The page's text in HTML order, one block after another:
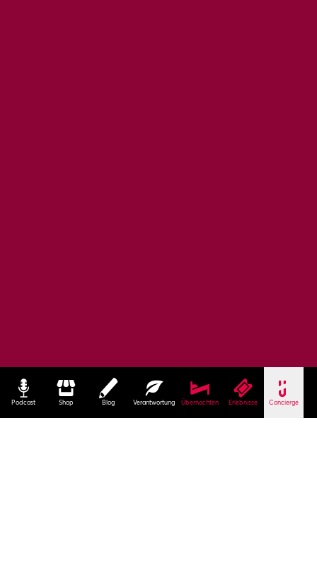
Podcast Shop Blog Verantwortung Übernachten Erlebnisse Concierge